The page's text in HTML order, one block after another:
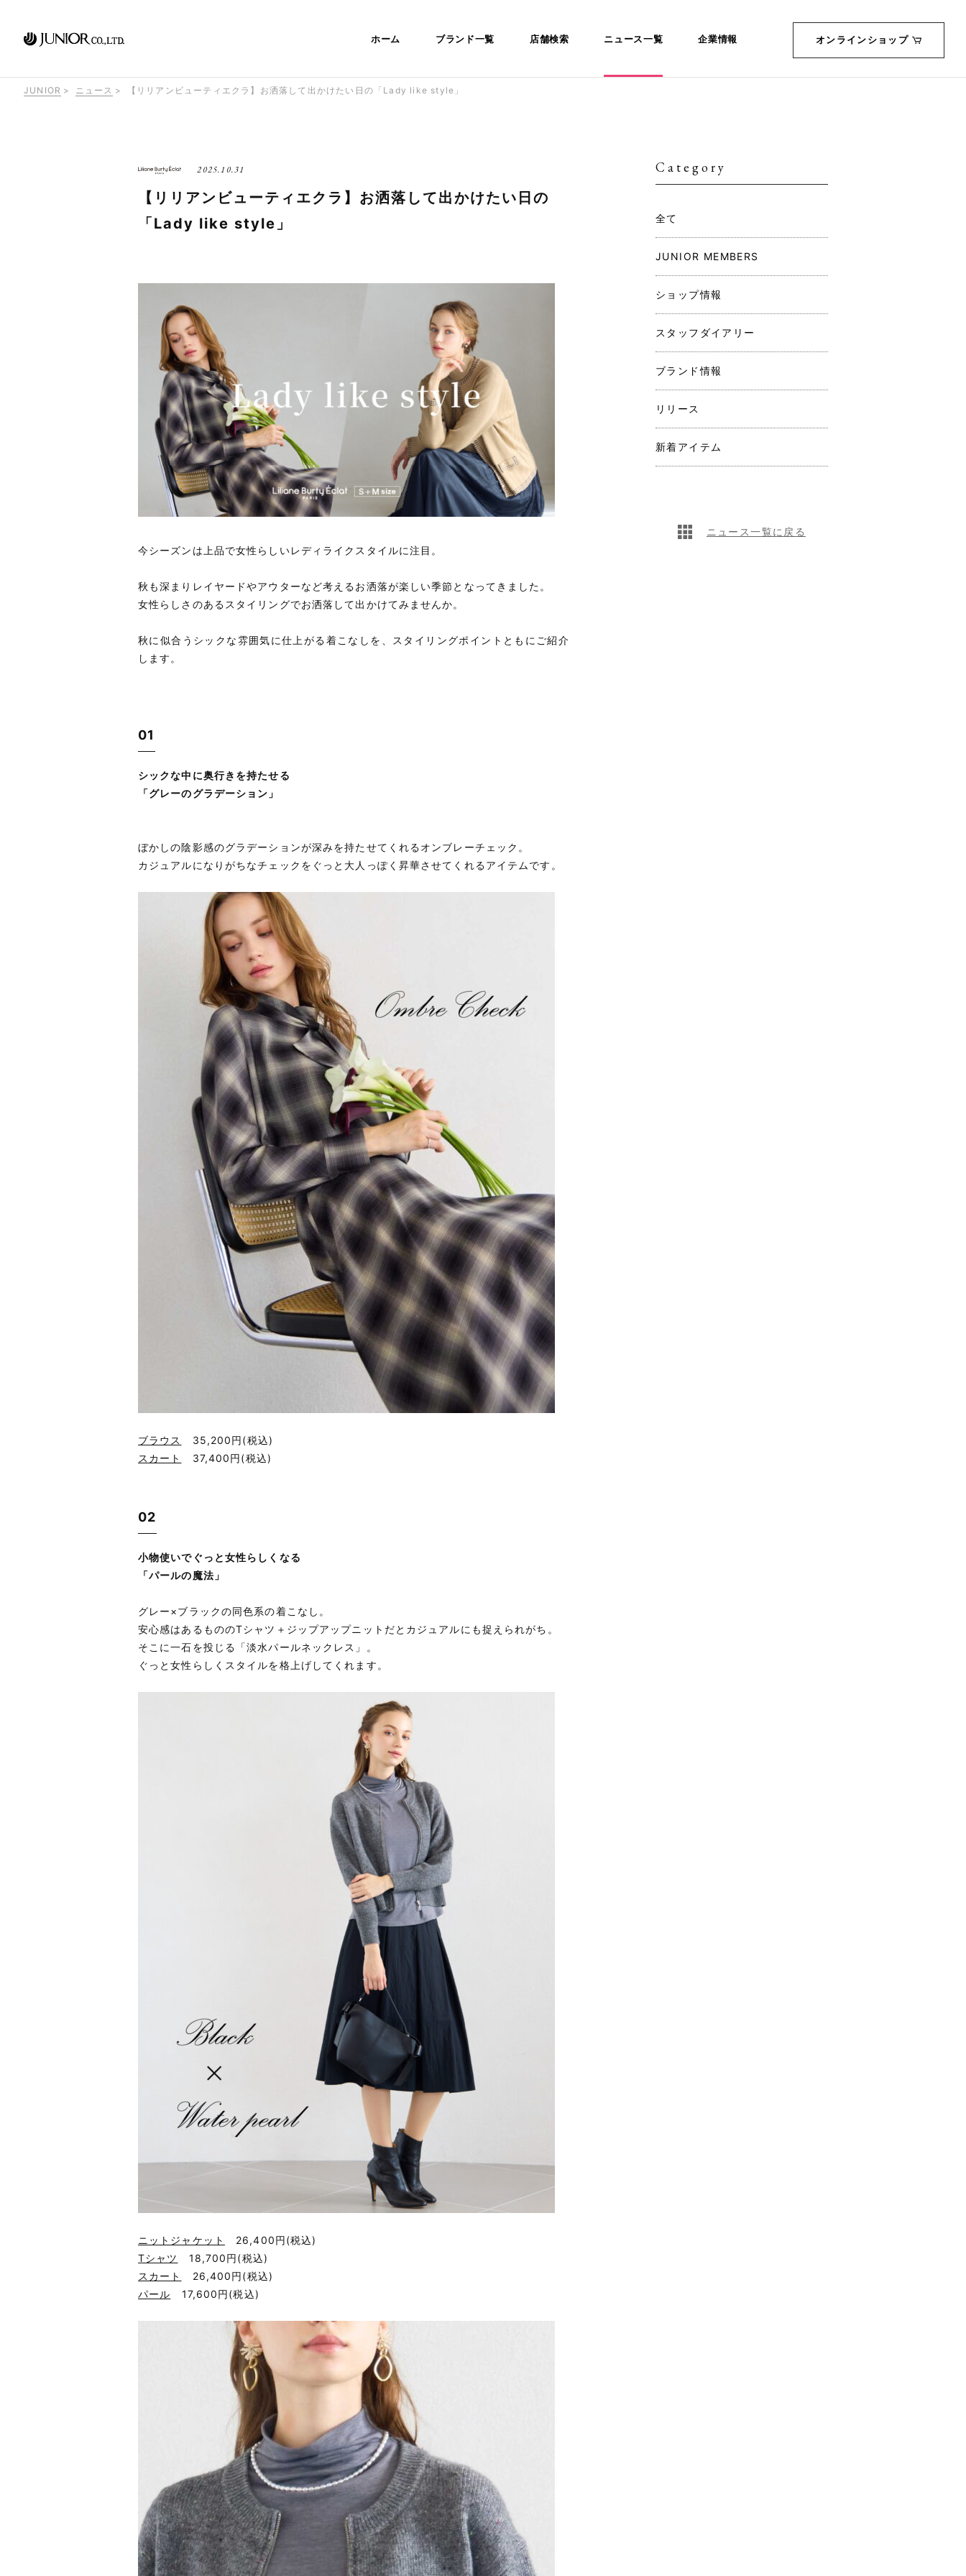
ホーム ブランド一覧 店舗検索 ニュース一覧 企業情報 オンラインショップ
JUNIOR ニュース 【リリアンビューティエクラ】お洒落して出かけたい日の「Lady like style」
2025.10.31
【リリアンビューティエクラ】お洒落して出かけたい日の
「Lady like style」
今シーズンは上品で女性らしいレディライクスタイルに注目。
秋も深まりレイヤードやアウターなど考えるお洒落が楽しい季節となってきました。
女性らしさのあるスタイリングでお洒落して出かけてみませんか。
秋に似合うシックな雰囲気に仕上がる着こなしを、スタイリングポイントともにご紹介
します。
01
シックな中に奥行きを持たせる
「グレーのグラデーション」
ぼかしの陰影感のグラデーションが深みを持たせてくれるオンブレーチェック。
カジュアルになりがちなチェックをぐっと大人っぽく昇華させてくれるアイテムです。
ブラウス 35,200円(税込)
スカート
37,400円(税込)
02
小物使いでぐっと女性らしくなる
「パールの魔法」
グレー×ブラックの同色系の着こなし。
安心感はあるもののTシャツ＋ジップアップニットだとカジュアルにも捉えられがち。
そこに一石を投じる「淡水パールネックレス」。
ぐっと女性らしくスタイルを格上げしてくれます。
ニットジャケット 26,400円(税込)
Tシャツ
18,700円(税込)
スカート
26,400円(税込)
パール
17,600円(税込)
Category
全て
JUNIOR MEMBERS
ショップ情報
スタッフダイアリー
ブランド情報
リリース
新着アイテム
ニュース一覧に戻る